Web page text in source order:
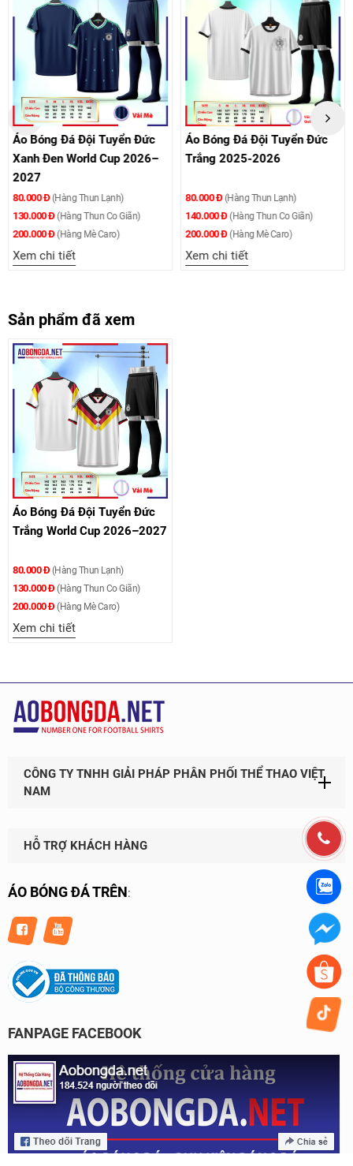
Áo Bóng Đá Đội Tuyển Đức
Xanh Đen World Cup 2026–
2027
80.000 Đ(Hàng Thun Lạnh)
130.000 Đ(Hàng Thun Co Giãn)
200.000 Đ(Hàng Mè Caro)
Xem chi tiết
Áo Bóng Đá Đội Tuyển Đức
Trắng 2025-2026
80.000 Đ(Hàng Thun Lạnh)
140.000 Đ(Hàng Thun Co Giãn)
200.000 Đ(Hàng Mè Caro)
Xem chi tiết
Sản phẩm đã xem
Áo Bóng Đá Đội Tuyển Đức
Trắng World Cup 2026–2027
80.000 Đ (Hàng Thun Lạnh)
130.000 Đ (Hàng Thun Co Giãn)
200.000 Đ (Hàng Mè Caro)
Xem chi tiết
CÔNG TY TNHH GIẢI PHÁP PHÂN PHỐI THỂ THAO VIỆT
NAM
HỖ TRỢ KHÁCH HÀNG
ÁO BÓNG ĐÁ TRÊN:
FANPAGE FACEBOOK